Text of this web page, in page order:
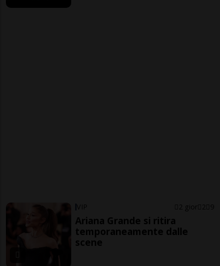
VIP 2 gior 2 9
Ariana Grande si ritira
temporaneamente dalle
scene